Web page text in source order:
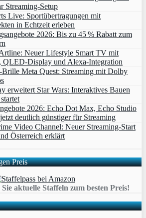
Streaming-Setup
Live: Sportübertragungen mit
in Echtzeit erleben
2026: Bis zu 45 % Rabatt zum
Neuer Lifestyle Smart TV mit
QLED‑Display und Alexa‑Integration
Meta Quest: Streaming mit Dolby
erweitert Star Wars: Interaktives Bauen
2026: Echo Dot Max, Echo Studio
deutlich günstiger für Streaming
Video Channel: Neuer Streaming‑Start
Österreich erklärt
Preis
aktuelle Staffeln zum besten Preis!